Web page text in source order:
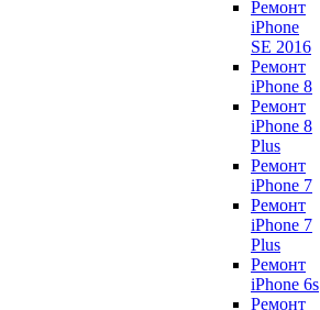
Ремонт
iPhone
SE 2016
Ремонт
iPhone 8
Ремонт
iPhone 8
Plus
Ремонт
iPhone 7
Ремонт
iPhone 7
Plus
Ремонт
iPhone 6s
Ремонт